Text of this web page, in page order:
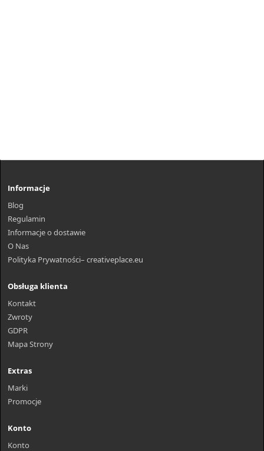
Informacje
Blog
Regulamin
Informacje o dostawie
O Nas
Polityka Prywatności– creativeplace.eu
Obsługa klienta
Kontakt
Zwroty
GDPR
Mapa Strony
Extras
Marki
Promocje
Konto
Konto